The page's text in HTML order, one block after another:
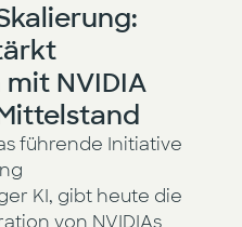
NVIDIA
führende Initiative
KI, gibt heute die
von NVIDIAs